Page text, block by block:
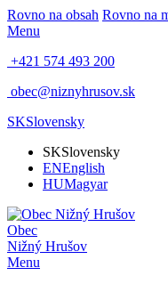
Rovno na obsah Rovno na
Menu
+421 574 493 200
obec@niznyhrusov.sk
SKSlovensky
SKSlovensky
ENEnglish
HUMagyar
Obec
Nižný Hrušov
Menu